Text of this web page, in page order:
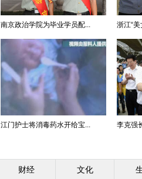
南京政治学院为毕业学员配... 浙江“
江门护士将消毒药水开给宝... 李克强
财经 文化